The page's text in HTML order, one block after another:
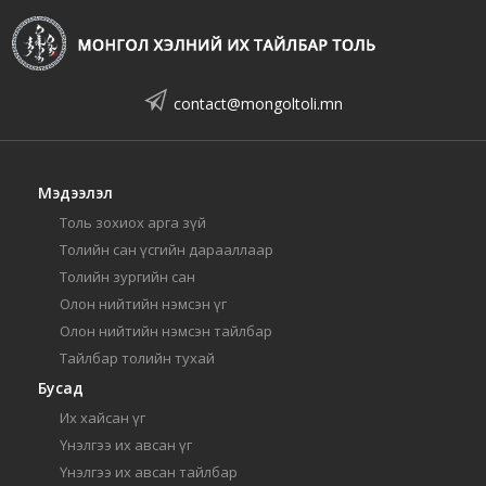
contact@mongoltoli.mn
Мэдээлэл
Толь зохиох арга зүй
Толийн сан үсгийн дарааллаар
Толийн зургийн сан
Олон нийтийн нэмсэн үг
Олон нийтийн нэмсэн тайлбар
Тайлбар толийн тухай
Бусад
Их хайсан үг
Үнэлгээ их авсан үг
Үнэлгээ их авсан тайлбар